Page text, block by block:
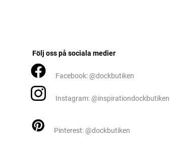
Följ oss på sociala medier
Facebook: @dockbutiken
Instagram: @inspirationdockbutiken
Pinterest: @dockbutiken